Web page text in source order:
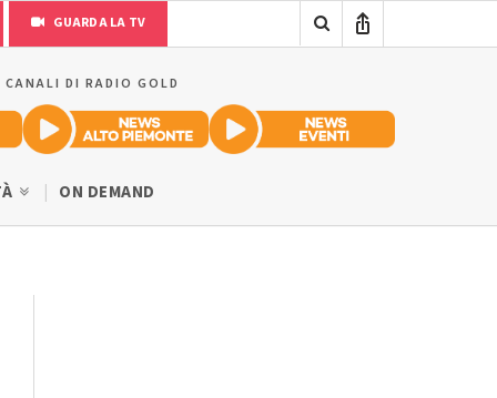
GUARDA LA TV
DI RADIO GOLD
ON DEMAND